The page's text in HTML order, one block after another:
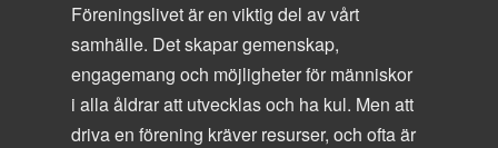
Föreningslivet är en viktig del av vårt
samhälle. Det skapar gemenskap,
engagemang och möjligheter för människor
i alla åldrar att utvecklas och ha kul. Men att
driva en förening kräver resurser, och ofta är